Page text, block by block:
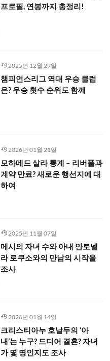
프로필, 연봉까지 총정리!
2025년 12월 29일
챔피언스리그 역대 우승 클럽
은? 우승 횟수 순위도 함께
2026년 01월 21일
모하메드 살라 통계 – 리버풀과
계약 만료? 새로운 행선지에 대
하여
2025년 11월 07일
메시의 자녀 수와 아내 안토넬
라 로쿠소와의 만남의 시작을
조사
2026년 01월 14일
크리스티아누 호날두의 ‘아
내’는 누구? 드디어 결혼? 자녀
가 몇 명인지도 조사